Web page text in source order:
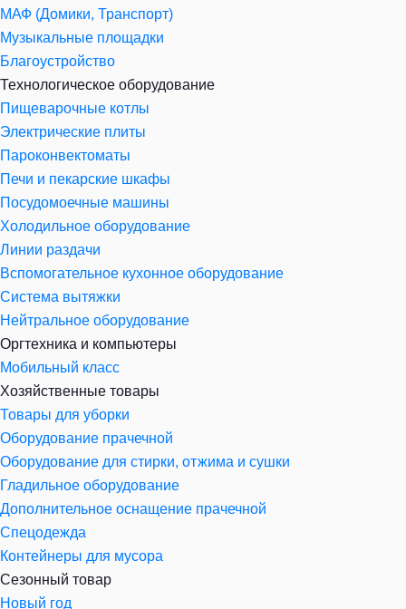
МАФ (Домики, Транспорт)
Музыкальные площадки
Благоустройство
Технологическое оборудование
Пищеварочные котлы
Электрические плиты
Пароконвектоматы
Печи и пекарские шкафы
Посудомоечные машины
Холодильное оборудование
Линии раздачи
Вспомогательное кухонное оборудование
Система вытяжки
Нейтральное оборудование
Оргтехника и компьютеры
Мобильный класс
Хозяйственные товары
Товары для уборки
Оборудование прачечной
Оборудование для стирки, отжима и сушки
Гладильное оборудование
Дополнительное оснащение прачечной
Спецодежда
Контейнеры для мусора
Сезонный товар
Новый год